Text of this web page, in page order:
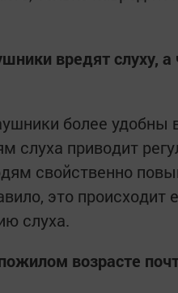
вредят слуху,
более удобны
слуха приводит
свойственно
это происходит
слуха.
возрасте